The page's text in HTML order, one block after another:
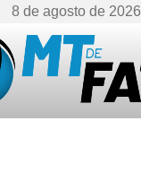
8 de agosto de 2026